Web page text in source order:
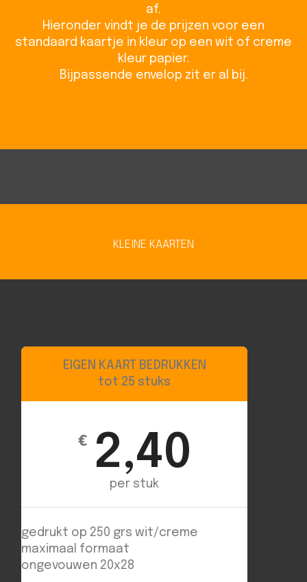
af.
Hieronder vindt je de prijzen voor een
standaard kaartje in kleur op een wit of creme
kleur papier.
Bijpassende envelop zit er al bij.
KLEINE KAARTEN
EIGEN KAART BEDRUKKEN
tot 25 stuks
€ 2,40
per stuk
gedrukt op 250 grs wit/creme
maximaal formaat
ongevouwen 20x28